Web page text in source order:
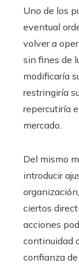
Uno de los
eventual
volver a
sin fines de
modificaría
restringiría
repercutiría
mercado.
Del mismo
introducir
ciertos
acciones
continuidad
confianza